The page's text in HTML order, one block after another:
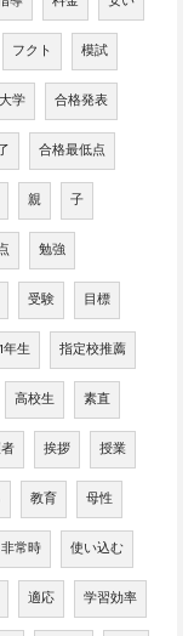
フクト 模試
学 合格発表
合格最低点
親 子
勉強
受験 目標
年生 指定校推薦
高校生 素直
挨拶 授業
教育 母性
非常時 使い込む
適応 学習効率